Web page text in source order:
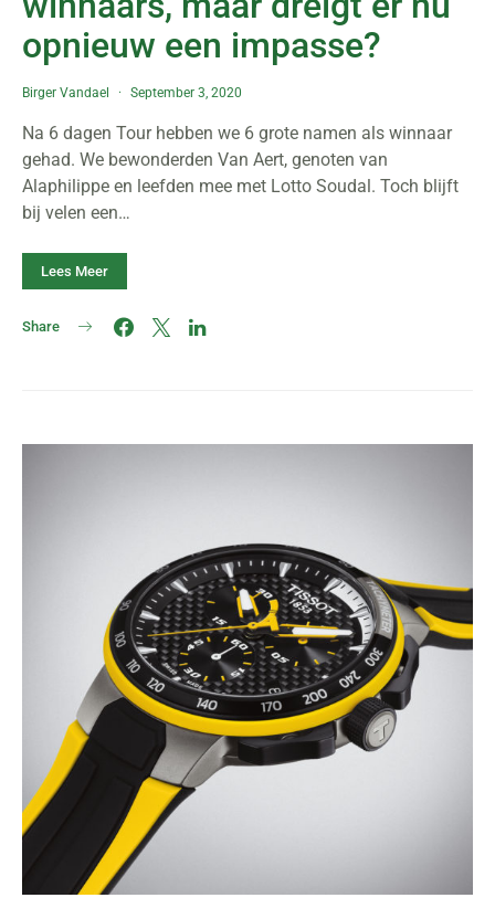
opnieuw een impasse?
Birger Vandael September 3, 2020
Na 6 dagen Tour hebben we 6 grote namen als winnaar
gehad. We bewonderden Van Aert, genoten van
Alaphilippe en leefden mee met Lotto Soudal. Toch blijft
bij velen een…
Lees Meer
Share